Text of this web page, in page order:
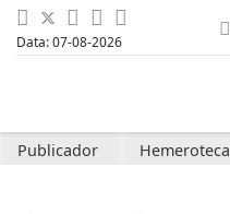
Data: 07-08-2026
Publicador Hemeroteca